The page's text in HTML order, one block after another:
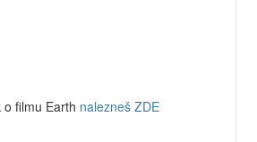
filmu Earth nalezneš ZDE